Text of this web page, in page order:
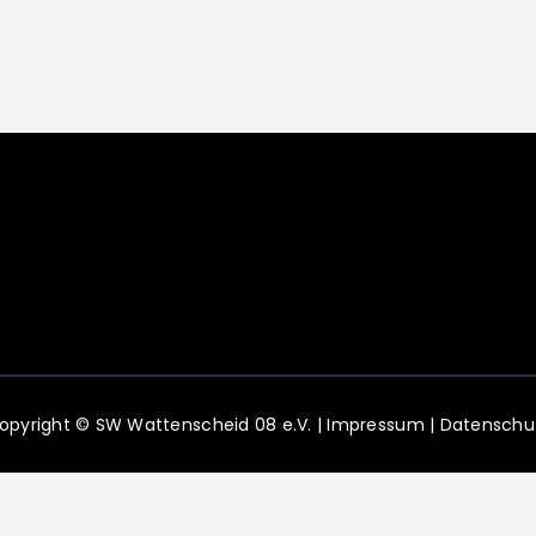
© SW Wattenscheid 08 e.V. |Impressum |